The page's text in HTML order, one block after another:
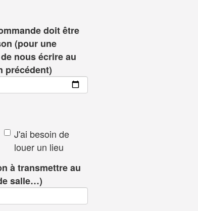
doit être
(pour une
nous écrire au
précédent)
J'ai besoin de
louer un lieu
à transmettre au
salle…)